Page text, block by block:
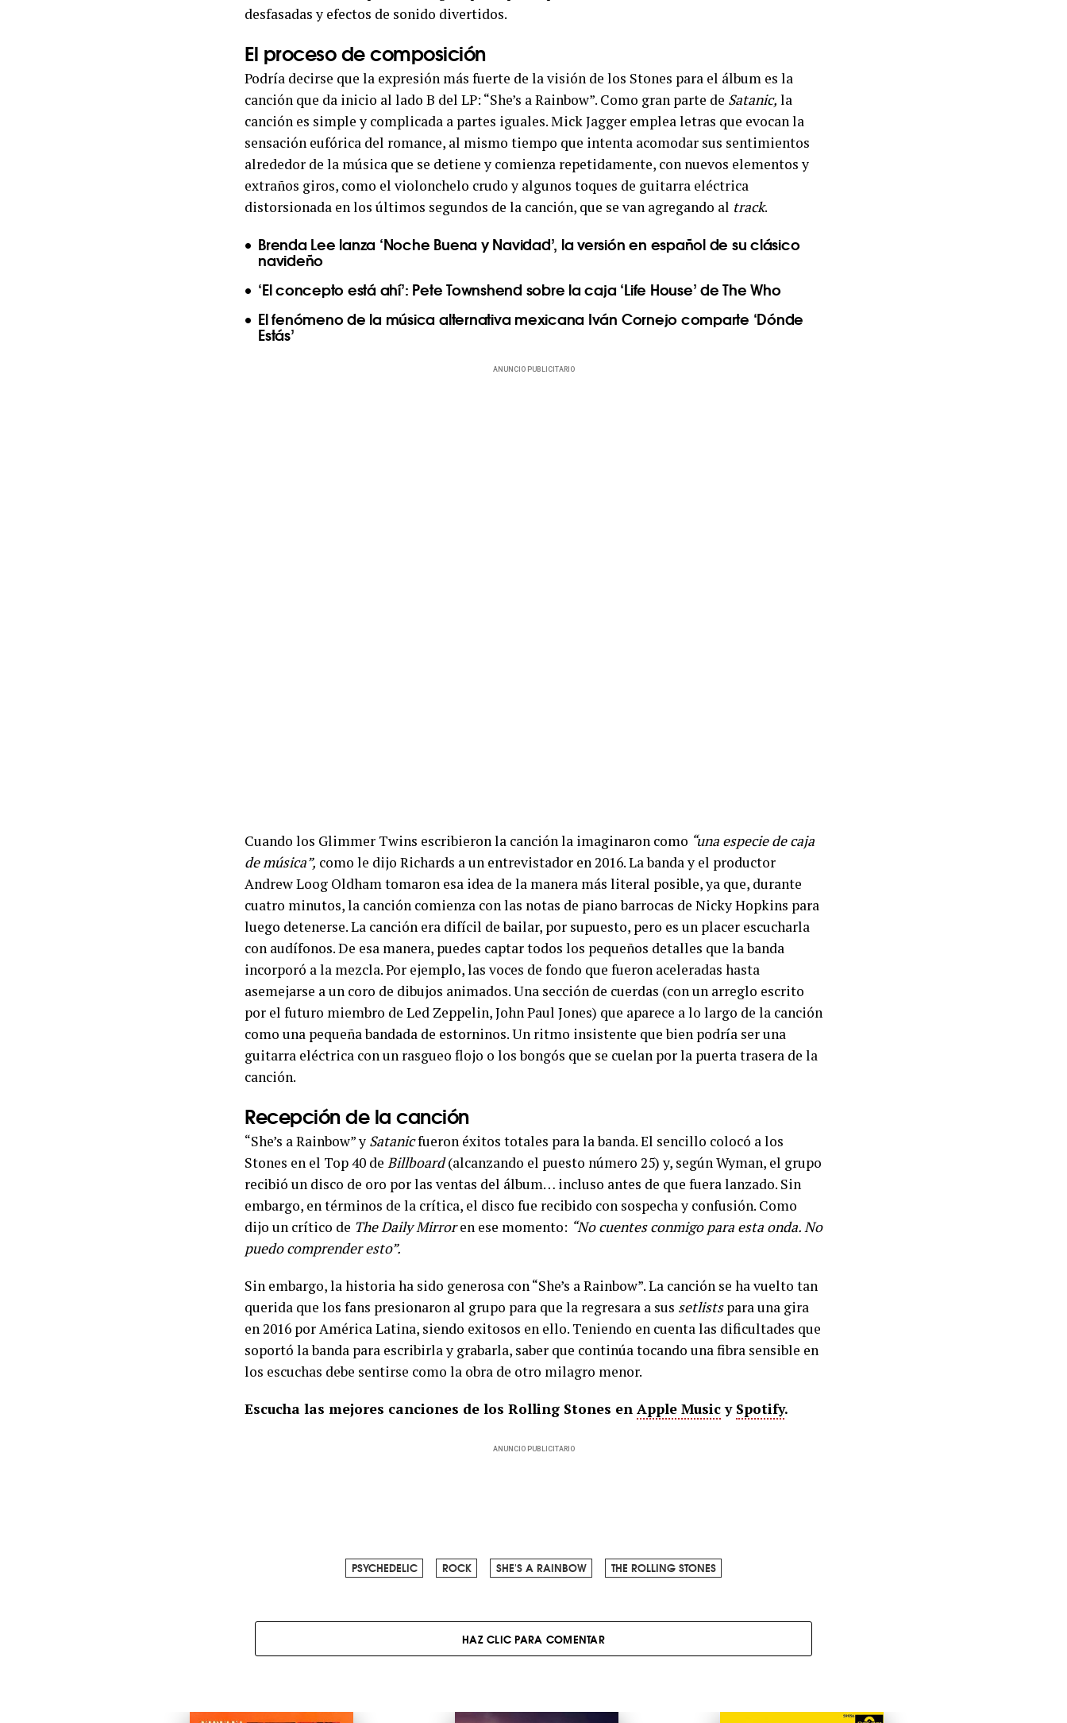
desfasadas y efectos de sonido divertidos.
El proceso de composición
Podría decirse que la expresión más fuerte de la visión de los Stones para el álbum es la
canción que da inicio al lado B del LP: “She’s a Rainbow”. Como gran parte de Satanic, la
canción es simple y complicada a partes iguales. Mick Jagger emplea letras que evocan la
sensación eufórica del romance, al mismo tiempo que intenta acomodar sus sentimientos
alrededor de la música que se detiene y comienza repetidamente, con nuevos elementos y
extraños giros, como el violonchelo crudo y algunos toques de guitarra eléctrica
distorsionada en los últimos segundos de la canción, que se van agregando al track.
Brenda Lee lanza ‘Noche Buena y Navidad’, la versión en español de su clásico
navideño
‘El concepto está ahí’: Pete Townshend sobre la caja ‘Life House’ de The Who
El fenómeno de la música alternativa mexicana Iván Cornejo comparte ‘Dónde
Estás’
ANUNCIO PUBLICITARIO
Cuando los Glimmer Twins escribieron la canción la imaginaron como “una especie de caja
de música”, como le dijo Richards a un entrevistador en 2016. La banda y el productor
Andrew Loog Oldham tomaron esa idea de la manera más literal posible, ya que, durante
cuatro minutos, la canción comienza con las notas de piano barrocas de Nicky Hopkins para
luego detenerse. La canción era difícil de bailar, por supuesto, pero es un placer escucharla
con audífonos. De esa manera, puedes captar todos los pequeños detalles que la banda
incorporó a la mezcla. Por ejemplo, las voces de fondo que fueron aceleradas hasta
asemejarse a un coro de dibujos animados. Una sección de cuerdas (con un arreglo escrito
por el futuro miembro de Led Zeppelin, John Paul Jones) que aparece a lo largo de la canción
como una pequeña bandada de estorninos. Un ritmo insistente que bien podría ser una
guitarra eléctrica con un rasgueo flojo o los bongós que se cuelan por la puerta trasera de la
canción.
Recepción de la canción
“She’s a Rainbow” y Satanicfueron éxitos totales para la banda. El sencillo colocó a los
Stones en el Top 40 de Billboard(alcanzando el puesto número 25) y, según Wyman, el grupo
recibió un disco de oro por las ventas del álbum… incluso antes de que fuera lanzado. Sin
embargo, en términos de la crítica, el disco fue recibido con sospecha y confusión. Como
dijo un crítico de The Daily Mirroren ese momento: “No cuentes conmigo para esta onda. No
puedo comprender esto”.
Sin embargo, la historia ha sido generosa con “She’s a Rainbow”. La canción se ha vuelto tan
querida que los fans presionaron al grupo para que la regresara a sus setlistspara una gira
en 2016 por América Latina, siendo exitosos en ello. Teniendo en cuenta las dificultades que
soportó la banda para escribirla y grabarla, saber que continúa tocando una fibra sensible en
los escuchas debe sentirse como la obra de otro milagro menor.
Escucha las mejores canciones de los Rolling Stones en Apple Musicy Spotify.
ANUNCIO PUBLICITARIO
PSYCHEDELIC ROCK SHE'S A RAINBOW THE ROLLING STONES
HAZ CLIC PARA COMENTAR